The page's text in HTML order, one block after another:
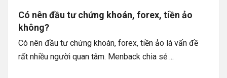
Có nên đầu tư chứng khoán, forex, tiền ảo
không?
Có nên đầu tư chứng khoán, forex, tiền ảo là vấn đề
rất nhiều người quan tâm. Menback chia sẻ ...